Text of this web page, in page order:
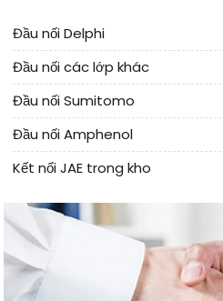
Đầu nối Delphi
Đầu nối các lớp khác
Đầu nối Sumitomo
Đầu nối Amphenol
Kết nối JAE trong kho